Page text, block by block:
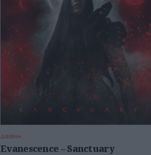
ΔΙΕΘΝΗ
Evanescence – Sanctuary